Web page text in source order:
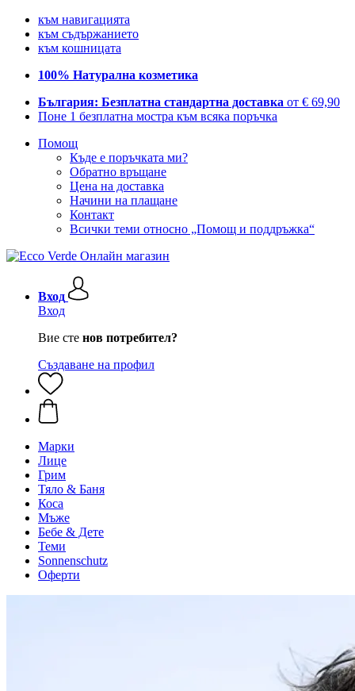
към навигацията
към съдържанието
към кошницата
100% Натурална козметика
България: Безплатна стандартна доставка от € 69,90
Поне 1 безплатна мостра към всяка поръчка
Помощ
Къде е поръчката ми?
Обратно връщане
Цена на доставка
Начини на плащане
Контакт
Всички теми относно „Помощ и поддръжка“
Вход
Вход
Вие сте нов потребител?
Създаване на профил
Марки
Лице
Грим
Тяло & Баня
Коса
Мъже
Бебе & Дете
Теми
Sonnenschutz
Оферти